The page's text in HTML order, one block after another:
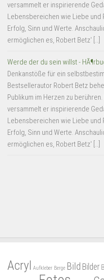
versammelt er inspirierende
Lebensbereichen wie Liebe und
Erfolg, Sinn und Werte.
ermöglichen es, Robert Betz' […]
Werde der du sein willst -
Denkanstöße für ein
Bestsellerautor Robert Betz
Publikum im Herzen zu
versammelt er inspirierende
Lebensbereichen wie Liebe und
Erfolg, Sinn und Werte.
ermöglichen es, Robert Betz' […]
Acryl Aufkleber Berge Bild Bilder